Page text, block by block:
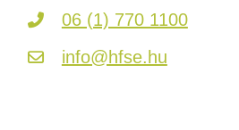
06 (1) 770 1100
info@hfse.hu